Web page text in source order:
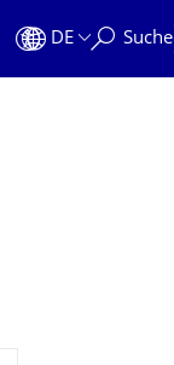
DE Suche